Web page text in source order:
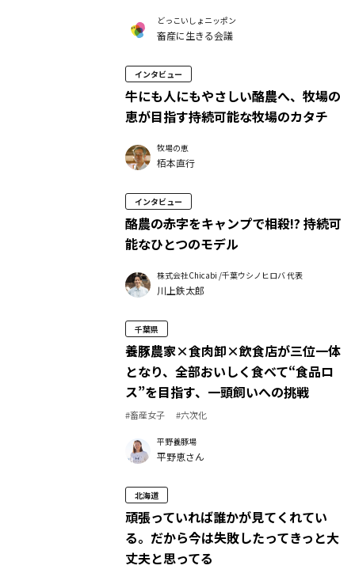
どっこいしょニッポン
畜産に生きる会議
インタビュー
牛にも人にもやさしい酪農へ、牧場の
恵が目指す持続可能な牧場のカタチ
牧場の恵
栢本直行
インタビュー
酪農の赤字をキャンプで相殺!? 持続可
能なひとつのモデル
株式会社Chicabi /千葉ウシノヒロバ 代表
川上鉄太郎
千葉県
養豚農家×食肉卸×飲食店が三位一体
となり、全部おいしく食べて“食品ロ
ス”を目指す、一頭飼いへの挑戦
#畜産女子 #六次化
平野養豚場
平野恵さん
北海道
頑張っていれば誰かが見てくれてい
る。だから今は失敗したってきっと大
丈夫と思ってる